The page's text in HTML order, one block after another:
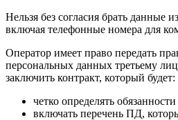
Нельзя без согласия брать данные
включая телефонные номера для
Оператор имеет право передать
персональных данных третьему
заключить контракт, который будет:
четко определять
включать перечень ПД,